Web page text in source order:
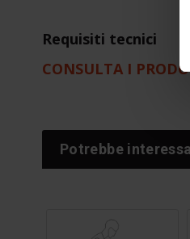
Requisiti tecnici
CONSULTA I
Potrebbe